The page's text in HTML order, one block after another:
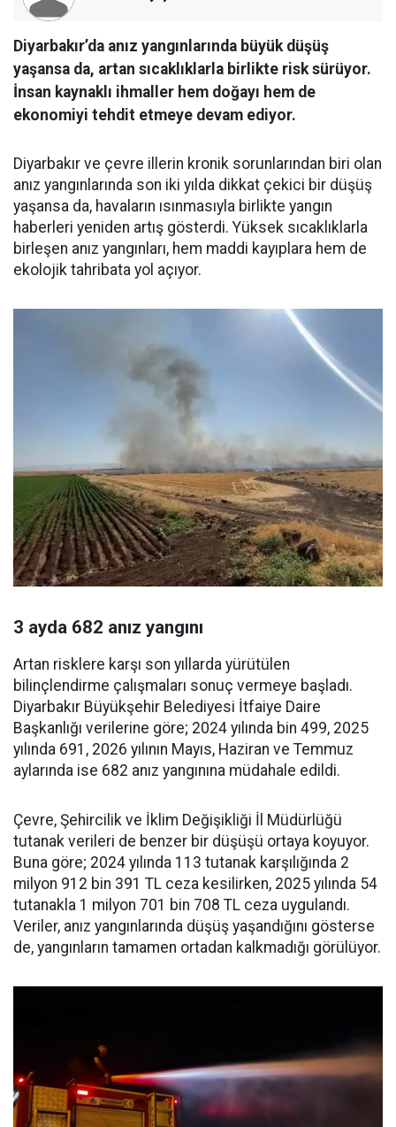
Diyarbakır’da anız yangınlarında büyük düşüş
yaşansa da, artan sıcaklıklarla birlikte risk sürüyor.
İnsan kaynaklı ihmaller hem doğayı hem de
ekonomiyi tehdit etmeye devam ediyor.
Diyarbakır ve çevre illerin kronik sorunlarından biri olan
anız yangınlarında son iki yılda dikkat çekici bir düşüş
yaşansa da, havaların ısınmasıyla birlikte yangın
haberleri yeniden artış gösterdi. Yüksek sıcaklıklarla
birleşen anız yangınları, hem maddi kayıplara hem de
ekolojik tahribata yol açıyor.
3 ayda 682 anız yangını
Artan risklere karşı son yıllarda yürütülen
bilinçlendirme çalışmaları sonuç vermeye başladı.
Diyarbakır Büyükşehir Belediyesi İtfaiye Daire
Başkanlığı verilerine göre; 2024 yılında bin 499, 2025
yılında 691, 2026 yılının Mayıs, Haziran ve Temmuz
aylarında ise 682 anız yangınına müdahale edildi.
Çevre, Şehircilik ve İklim Değişikliği İl Müdürlüğü
tutanak verileri de benzer bir düşüşü ortaya koyuyor.
Buna göre; 2024 yılında 113 tutanak karşılığında 2
milyon 912 bin 391 TL ceza kesilirken, 2025 yılında 54
tutanakla 1 milyon 701 bin 708 TL ceza uygulandı.
Veriler, anız yangınlarında düşüş yaşandığını gösterse
de, yangınların tamamen ortadan kalkmadığı görülüyor.